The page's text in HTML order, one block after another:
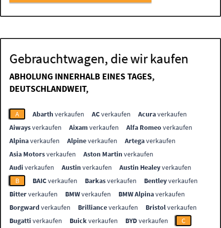
Gebrauchtwagen, die wir kaufen
ABHOLUNG INNERHALB EINES TAGES,
DEUTSCHLANDWEIT,
A Abarthverkaufen ACverkaufen Acuraverkaufen
Aiwaysverkaufen Aixamverkaufen Alfa Romeoverkaufen
Alpinaverkaufen Alpineverkaufen Artegaverkaufen
Asia Motorsverkaufen Aston Martinverkaufen
Audi verkaufen Austinverkaufen Austin Healeyverkaufen
B
BAICverkaufen Barkasverkaufen Bentleyverkaufen
Bitterverkaufen BMWverkaufen BMW Alpinaverkaufen
Borgwardverkaufen Brillianceverkaufen Bristolverkaufen
Bugatti verkaufen Buickverkaufen BYDverkaufen C